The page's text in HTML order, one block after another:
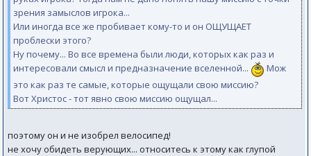
зрения замыслов игрока...
Или иногда все же пробивает кому-то и он ОЩУЩАЕТ
проблески этого?
Ну почему... Во все времена были люди, которых как раз и
интересовали смысл и предназначение вселенной...
Мож
это как раз те самые, которые ощущали свою миссию?
Вот Христос - тот явно свою миссию ощущал...
поэтому он и не изобрел велосипед!
не хочу обидеть верующих... относитесь к этому как глупой